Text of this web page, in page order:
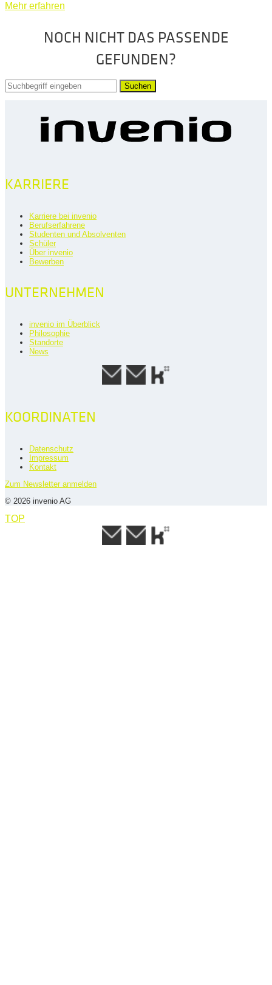
Mehr erfahren
NOCH NICHT DAS PASSENDE
GEFUNDEN?
Suchen
KARRIERE
Karriere bei invenio
Berufserfahrene
Studenten und Absolventen
Schüler
Über invenio
Bewerben
UNTERNEHMEN
invenio im Überblick
Philosophie
Standorte
News
KOORDINATEN
Datenschutz
Impressum
Kontakt
Zum Newsletter anmelden
© 2026 invenio AG
TOP